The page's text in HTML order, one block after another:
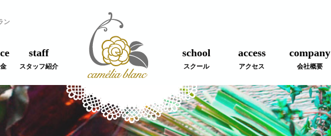
ン
staff
スタッフ紹介
school
スクール
access
アクセス
company
会社概要